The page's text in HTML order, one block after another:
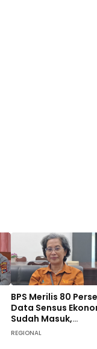
BPS Merilis 80
Data Sensus
Sudah Masuk,
Masyarakat SBD
REGIONAL